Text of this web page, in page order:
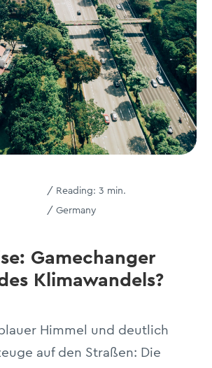
/ Reading: 3 min.
/ Germany
Gamechanger
Klimawandels?
Himmel und deutlich
auf den Straßen: Die